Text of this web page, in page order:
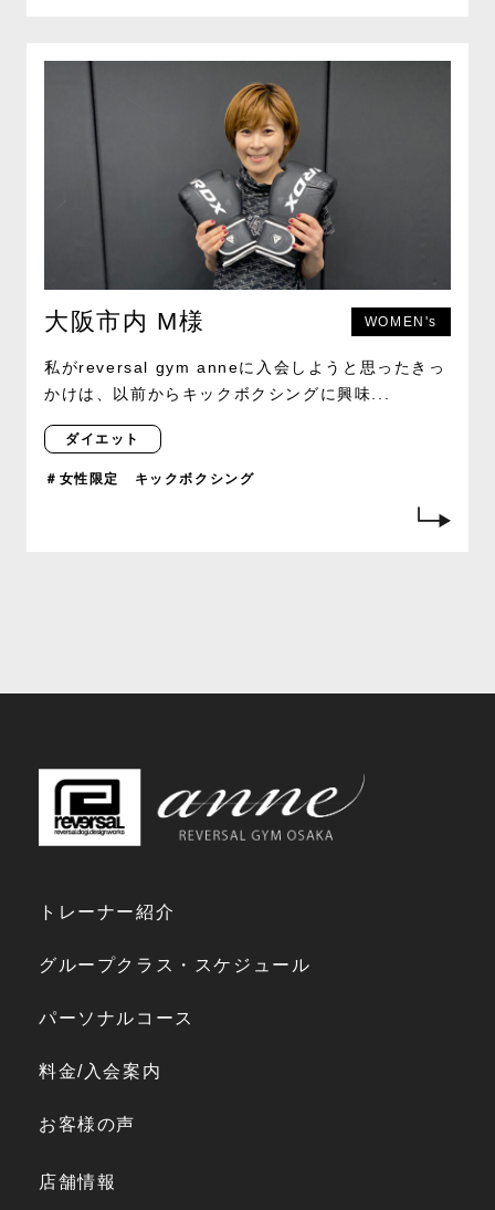
大阪市内 M様 WOMEN's
私がreversal gym anneに入会しようと思ったきっ
かけは、以前からキックボクシングに興味...
ダイエット
＃女性限定 キックボクシング
トレーナー紹介
グループクラス・スケジュール
パーソナルコース
料金/入会案内
お客様の声
店舗情報